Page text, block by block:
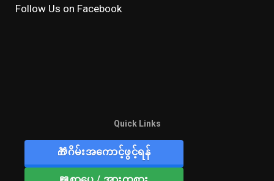
Follow Us on Facebook
Quick Links
🎁ဂိမ်းအကောင့်ဖွင့်ရန်